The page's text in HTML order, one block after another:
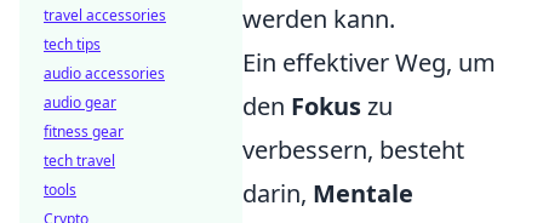
werden kann.
Ein effektiver Weg, um
den Fokuszu
verbessern, besteht
darin, Mentale
travel accessories
tech tips
audio accessories
audio gear
fitness gear
tech travel
tools
Crypto